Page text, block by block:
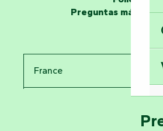
Preguntas más
France